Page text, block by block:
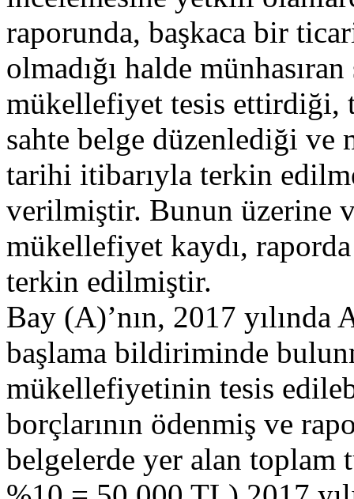
raporunda, başkaca bir
olmadığı halde
mükellefiyet tesis ettirdiği,
sahte belge düzenlediği ve
tarihi itibarıyla terkin
verilmiştir. Bunun üzerine
mükellefiyet kaydı,
terkin edilmiştir.
Bay (A)’nın, 2017
başlama bildiriminde
mükellefiyetinin tesis
borçlarının ödenmiş ve
belgelerde yer alan toplam